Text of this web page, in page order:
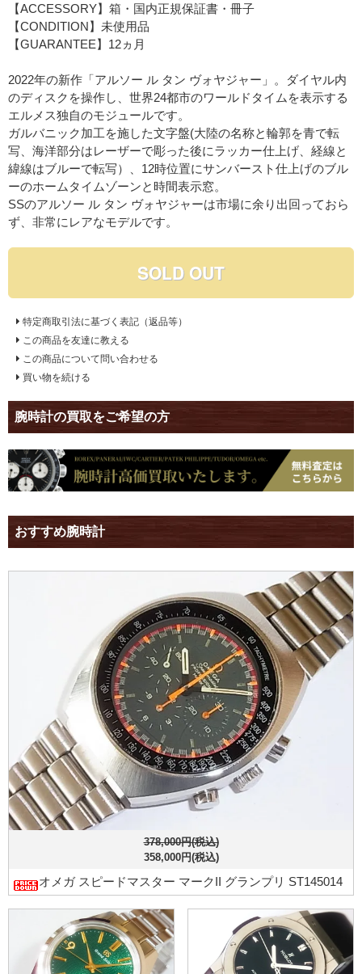
【ACCESSORY】箱・国内正規保証書・冊子
【CONDITION】未使用品
【GUARANTEE】12ヵ月
2022年の新作「アルソー ル タン ヴォヤジャー」。ダイヤル内
のディスクを操作し、世界24都市のワールドタイムを表示する
エルメス独自のモジュールです。
ガルバニック加工を施した文字盤(大陸の名称と輪郭を青で転
写、海洋部分はレーザーで彫った後にラッカー仕上げ、経線と
緯線はブルーで転写）、12時位置にサンバースト仕上げのブル
ーのホームタイムゾーンと時間表示窓。
SSのアルソー ル タン ヴォヤジャーは市場に余り出回っておら
ず、非常にレアなモデルです。
SOLD OUT
特定商取引法に基づく表記（返品等）
この商品を友達に教える
この商品について問い合わせる
買い物を続ける
腕時計の買取をご希望の方
おすすめ腕時計
378,000円(税込)
358,000円(税込)
オメガ スピードマスター マークII グランプリ ST145014